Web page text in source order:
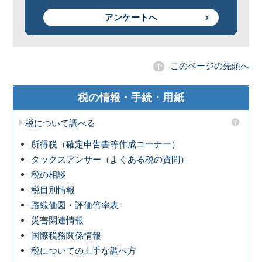
アンケートへ
このページの先頭へ
税の情報・手続・用紙
税について調べる
所得税（確定申告書等作成コーナー）
タックスアンサー（よくある税の質問）
税の相談
税目別情報
路線価図・評価倍率表
災害関連情報
国際税務関係情報
税についての上手な調べ方